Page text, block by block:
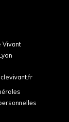
Vivant